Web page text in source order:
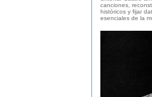
canciones,
históricos y fijar
esenciales de la